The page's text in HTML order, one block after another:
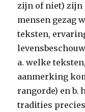
zijn of niet) zijn
mensen gezag
teksten,
a. welke
aanmerking
rangorde) en b.
tradities